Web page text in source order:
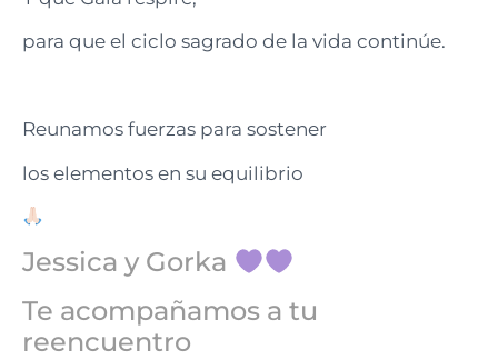
para que el ciclo sagrado de la vida continúe.
Reunamos fuerzas para sostener
los elementos en su equilibrio
Jessica y Gorka
Te acompañamos a tu
reencuentro